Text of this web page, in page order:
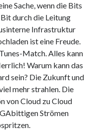
Sache, wenn die Bits
durch die Leitung
Infrastruktur
ist eine Freude.
Match. Alles kann
Warum kann das
sein? Die Zukunft und
mehr strahlen. Die
von Cloud zu Cloud
Strömen